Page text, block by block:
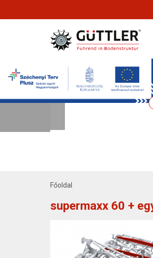
Főoldal
supermaxx 60 +